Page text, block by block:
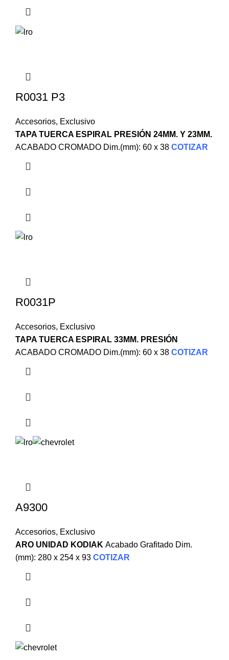
R0031 P3
Accesorios, Exclusivo
TAPA TUERCA ESPIRAL PRESIÓN 24MM. Y 23MM.
ACABADO CROMADO Dim.(mm): 60 x 38 COTIZAR
R0031P
Accesorios, Exclusivo
TAPA TUERCA ESPIRAL 33MM. PRESIÓN
ACABADO CROMADO Dim.(mm): 60 x 38 COTIZAR
A9300
Accesorios, Exclusivo
ARO UNIDAD KODIAK Acabado Grafitado Dim.
(mm): 280 x 254 x 93 COTIZAR